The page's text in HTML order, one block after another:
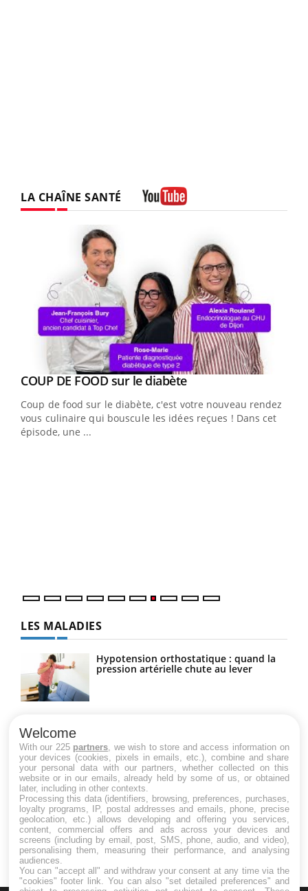
LA CHAÎNE SANTÉ
Youtube
COUP DE FOOD sur le diabèteYoutube
Coup de food sur le diabète, c'est votre nouveau rendez-
vous culinaire qui bouscule les idées reçues ! Dans cet
épisode, une ...
LES MALADIES
Hypotension orthostatique : quand la
pression artérielle chute au lever
Maladie de Charcot (Sclérose latérale
amyotrophique)
Welcome
With our 225 partners , we wish to store and access information on
your devices (cookies, pixels in emails, etc.), combine and share
your personal data with our partners, whether collected on this
website or in our emails, already held by some of us, or obtained
later, including in other contexts.
Processing this data (identifiers, browsing, preferences, purchases,
loyalty programs, IP, postal addresses and emails, phone, precise
geolocation, etc.) allows developing and offering you services,
content, commercial offers and ads across your devices and
screens (including by email, post, SMS, phone, audio, and video),
personalising them, measuring their performance, and analysing
audiences.
You can "accept all" and withdraw your consent at any time via the
"cookies" footer link . You can also "set detailed preferences" and